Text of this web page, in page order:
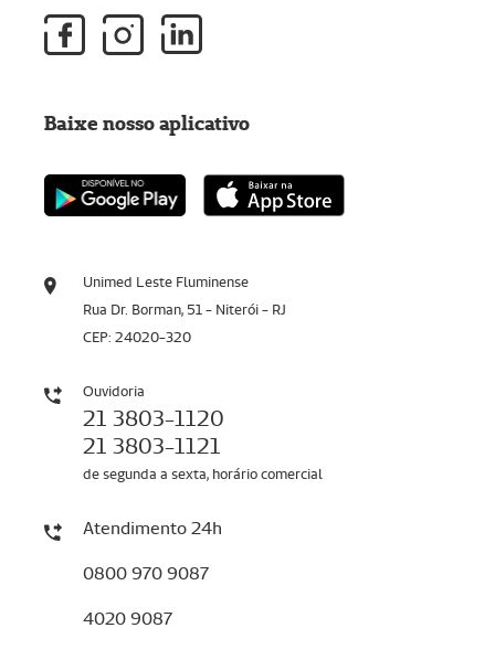
Unimed Leste Fluminense
Rua Dr. Borman, 51 - Niterói - RJ
CEP: 24020-320
Ouvidoria
21 3803-1120
21 3803-1121
de segunda a sexta, horário comercial
Atendimento 24h
0800 970 9087
4020 9087
Baixe nosso aplicativo